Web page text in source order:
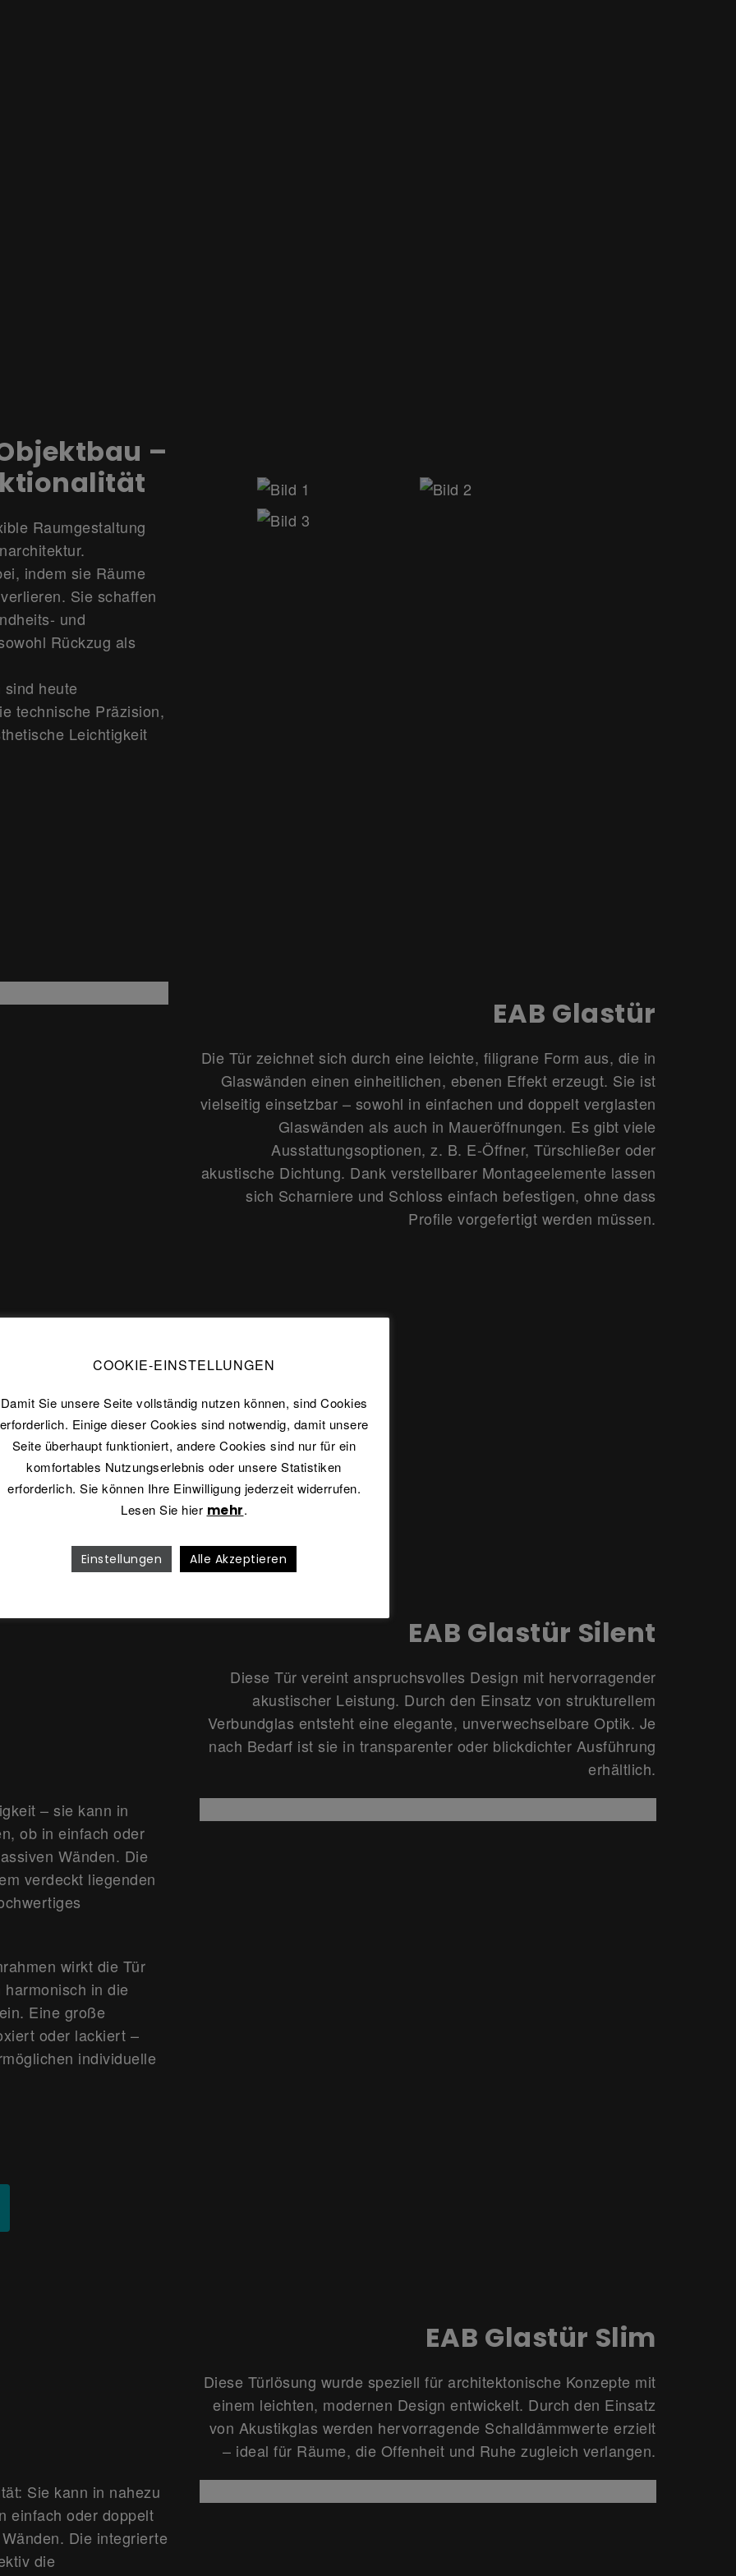
–
Raumgestaltung
indem sie Räume
Sie schaffen
und
Rückzug als
heute
technische Präzision,
Leichtigkeit
EAB Glastür
Die Tür zeichnet sich durch eine leichte, filigrane Form aus, die in
Glaswänden einen einheitlichen, ebenen Effekt erzeugt. Sie ist
vielseitig einsetzbar – sowohl in einfachen und doppelt verglasten
Glaswänden als auch in Maueröffnungen. Es gibt viele
Ausstattungsoptionen, z. B. E-Öffner, Türschließer oder
akustische Dichtung. Dank verstellbarer Montageelemente lassen
sich Scharniere und Schloss einfach befestigen, ohne dass
Profile vorgefertigt werden müssen.
EAB Glastür Silent
Diese Tür vereint anspruchsvolles Design mit hervorragender
akustischer Leistung. Durch den Einsatz von strukturellem
Verbundglas entsteht eine elegante, unverwechselbare Optik. Je
nach Bedarf ist sie in transparenter oder blickdichter Ausführung
erhältlich.
– sie kann in
ob in einfach oder
Wänden. Die
verdeckt liegenden
wirkt die Tür
in die
Eine große
oder lackiert –
individuelle
EAB Glastür Slim
Diese Türlösung wurde speziell für architektonische Konzepte mit
einem leichten, modernen Design entwickelt. Durch den Einsatz
von Akustikglas werden hervorragende Schalldämmwerte erzielt
– ideal für Räume, die Offenheit und Ruhe zugleich verlangen.
Sie kann in nahezu
einfach oder doppelt
Die integrierte
die
COOKIE-EINSTELLUNGEN
Damit Sie unsere Seite vollständig nutzen können, sind Cookies
erforderlich. Einige dieser Cookies sind notwendig, damit unsere
Seite überhaupt funktioniert, andere Cookies sind nur für ein
komfortables Nutzungserlebnis oder unsere Statistiken
erforderlich. Sie können Ihre Einwilligung jederzeit widerrufen.
Lesen Sie hier mehr.
Einstellungen Alle Akzeptieren